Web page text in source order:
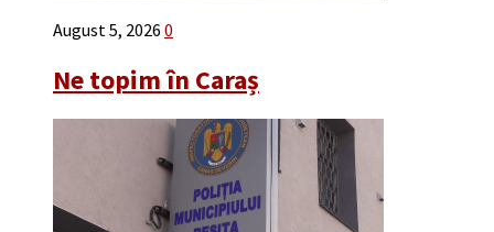
August 5, 2026 0
Ne topim în Caraș